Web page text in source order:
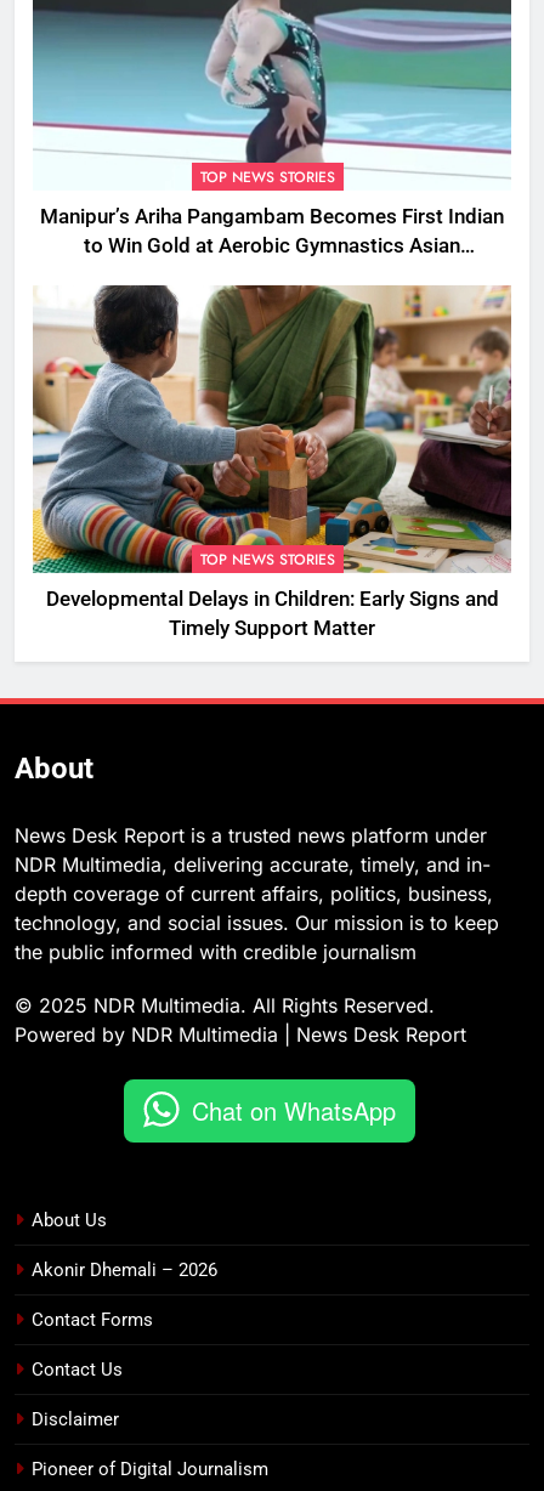
TOP NEWS STORIES
Manipur’s Ariha Pangambam Becomes First Indian
to Win Gold at Aerobic Gymnastics Asian
TOP NEWS STORIES
Developmental Delays in Children: Early Signs and
Timely Support Matter
About
News Desk Report is a trusted news platform under
NDR Multimedia, delivering accurate, timely, and in-
depth coverage of current affairs, politics, business,
technology, and social issues. Our mission is to keep
the public informed with credible journalism
© 2025 NDR Multimedia. All Rights Reserved.
Powered by NDR Multimedia | News Desk Report
Chat on WhatsApp
About Us
Akonir Dhemali – 2026
Contact Forms
Contact Us
Disclaimer
Pioneer of Digital Journalism